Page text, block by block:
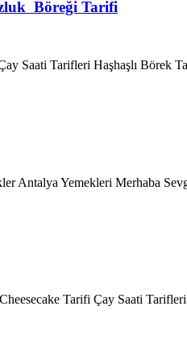
Böreği Tarifi
Saati Tarifleri Haşhaşlı
Antalya Yemekleri Merhaba
Tarifi Çay Saati